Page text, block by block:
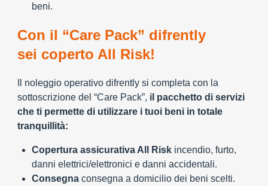
beni.
Con il “Care Pack” difrently
sei coperto All Risk!
Il noleggio operativo difrently si completa con la
sottoscrizione del “Care Pack”, il pacchetto di servizi
che ti permette di utilizzare i tuoi beni in totale
tranquillità:
Copertura assicurativa All Risk incendio, furto,
danni elettrici/elettronici e danni accidentali.
Consegna consegna a domicilio dei beni scelti.